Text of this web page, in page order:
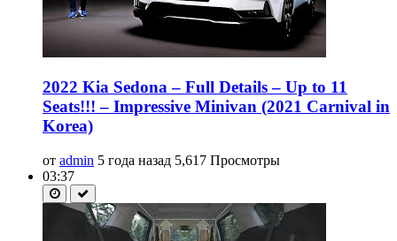
2022 Kia Sedona – Full Details – Up to 11
Seats!!! – Impressive Minivan (2021 Carnival in
Korea)
от admin 5 года назад 5,617 Просмотры
03:37